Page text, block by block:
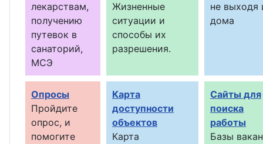
лекарствам,
получению
путевок в
санаторий,
МСЭ
Жизненные
ситуации и
способы их
разрешения.
не выходя
дома
Опросы
Пройдите
опрос, и
помогите
Карта
доступности
объектов
Карта
Сайты для
поиска
работы
Базы